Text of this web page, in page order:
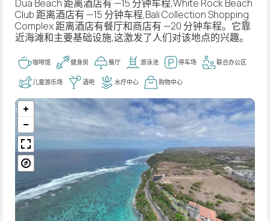
Dua Beach 距离酒店有 —15 分钟车程,White Rock Beach
Club 距离酒店有 —15 分钟车程,Bali Collection Shopping
Complex 距离酒店有餐厅和商店有 —20 分钟车程。它靠
近海滩和主要基础设施,这激发了人们对该地点的兴趣。
咖啡馆 健身房 餐厅 游泳池 停车场 联合办公区
儿童游乐场 酒吧 水疗中心 购物中心